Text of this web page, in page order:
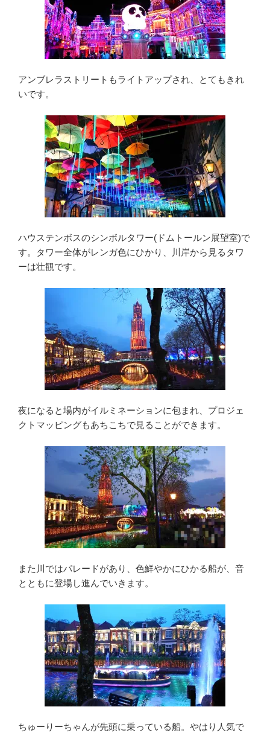
アンブレラストリートもライトアップされ、とてもきれ
いです。
ハウステンボスのシンボルタワー(ドムトールン展望室)で
す。タワー全体がレンガ色にひかり、川岸から見るタワ
ーは壮観です。
夜になると場内がイルミネーションに包まれ、プロジェ
クトマッピングもあちこちで見ることができます。
また川ではパレードがあり、色鮮やかにひかる船が、音
とともに登場し進んでいきます。
ちゅーりーちゃんが先頭に乗っている船。やはり人気で